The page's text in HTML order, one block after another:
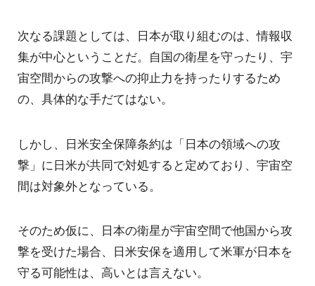
次なる課題としては、日本が取り組むのは、情報収
集が中心ということだ。自国の衛星を守ったり、宇
宙空間からの攻撃への抑止力を持ったりするため
の、具体的な手だてはない。
しかし、日米安全保障条約は「日本の領域への攻
撃」に日米が共同で対処すると定めており、宇宙空
間は対象外となっている。
そのため仮に、日本の衛星が宇宙空間で他国から攻
撃を受けた場合、日米安保を適用して米軍が日本を
守る可能性は、高いとは言えない。